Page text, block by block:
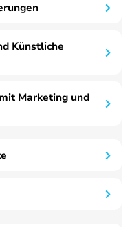
Künstliche
Marketing und